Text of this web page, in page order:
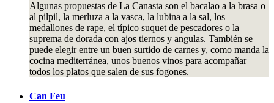
Algunas propuestas de La Canasta son el bacalao a la brasa o
al pilpil, la merluza a la vasca, la lubina a la sal, los
medallones de rape, el típico suquet de pescadores o la
suprema de dorada con ajos tiernos y angulas. También se
puede elegir entre un buen surtido de carnes y, como manda la
cocina mediterránea, unos buenos vinos para acompañar
todos los platos que salen de sus fogones.
Can Feu